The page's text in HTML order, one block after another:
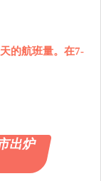
的航班量。在7-
出炉